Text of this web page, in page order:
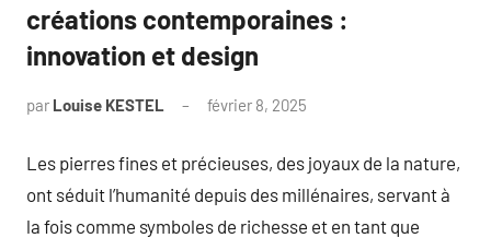
créations contemporaines :
innovation et design
par Louise KESTEL février 8, 2025
Les pierres fines et précieuses, des joyaux de la nature,
ont séduit l’humanité depuis des millénaires, servant à
la fois comme symboles de richesse et en tant que